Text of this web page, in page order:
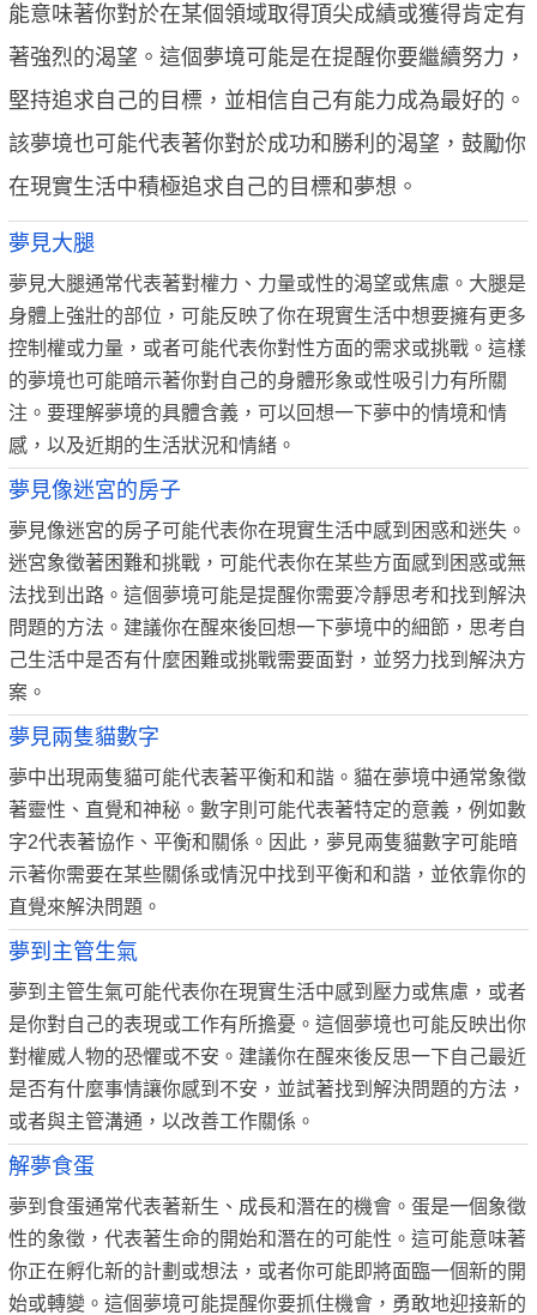
能意味著你對於在某個領域取得頂尖成績或獲得肯定有
著強烈的渴望。這個夢境可能是在提醒你要繼續努力，
堅持追求自己的目標，並相信自己有能力成為最好的。
該夢境也可能代表著你對於成功和勝利的渴望，鼓勵你
在現實生活中積極追求自己的目標和夢想。
夢見大腿
夢見大腿通常代表著對權力、力量或性的渴望或焦慮。大腿是
身體上強壯的部位，可能反映了你在現實生活中想要擁有更多
控制權或力量，或者可能代表你對性方面的需求或挑戰。這樣
的夢境也可能暗示著你對自己的身體形象或性吸引力有所關
注。要理解夢境的具體含義，可以回想一下夢中的情境和情
感，以及近期的生活狀況和情緒。
夢見像迷宮的房子
夢見像迷宮的房子可能代表你在現實生活中感到困惑和迷失。
迷宮象徵著困難和挑戰，可能代表你在某些方面感到困惑或無
法找到出路。這個夢境可能是提醒你需要冷靜思考和找到解決
問題的方法。建議你在醒來後回想一下夢境中的細節，思考自
己生活中是否有什麼困難或挑戰需要面對，並努力找到解決方
案。
夢見兩隻貓數字
夢中出現兩隻貓可能代表著平衡和和諧。貓在夢境中通常象徵
著靈性、直覺和神秘。數字則可能代表著特定的意義，例如數
字2代表著協作、平衡和關係。因此，夢見兩隻貓數字可能暗
示著你需要在某些關係或情況中找到平衡和和諧，並依靠你的
直覺來解決問題。
夢到主管生氣
夢到主管生氣可能代表你在現實生活中感到壓力或焦慮，或者
是你對自己的表現或工作有所擔憂。這個夢境也可能反映出你
對權威人物的恐懼或不安。建議你在醒來後反思一下自己最近
是否有什麼事情讓你感到不安，並試著找到解決問題的方法，
或者與主管溝通，以改善工作關係。
解夢食蛋
夢到食蛋通常代表著新生、成長和潛在的機會。蛋是一個象徵
性的象徵，代表著生命的開始和潛在的可能性。這可能意味著
你正在孵化新的計劃或想法，或者你可能即將面臨一個新的開
始或轉變。這個夢境可能提醒你要抓住機會，勇敢地迎接新的